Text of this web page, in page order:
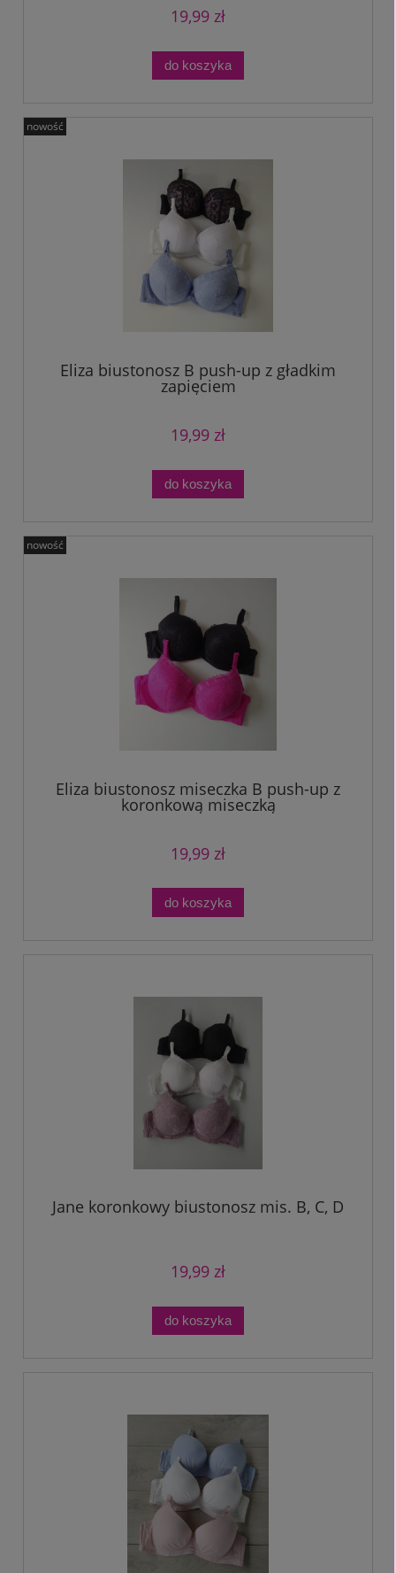
19,99 zł
do koszyka
Eliza biustonosz B push-up z gładkim
zapięciem
19,99 zł
do koszyka
nowość
Eliza biustonosz miseczka B push-up z
koronkową miseczką
19,99 zł
do koszyka
nowość
Jane koronkowy biustonosz mis. B, C, D
19,99 zł
do koszyka